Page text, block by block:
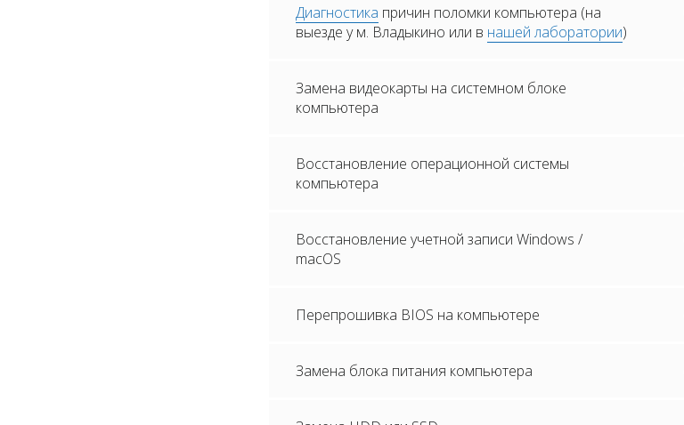
Диагностика причин поломки компьютера (на
выезде у м. Владыкино или в нашей лаборатории)
Замена видеокарты на системном блоке
компьютера
Восстановление операционной системы
компьютера
Восстановление учетной записи Windows /
macOS
Перепрошивка BIOS на компьютере
Замена блока питания компьютера